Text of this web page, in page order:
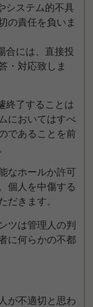
システム的不具
の責任を負いま
合には、直接投
・対応致しま
終了することは
においてはすべ
であることを前
なホールか許可
個人を中傷する
だきます。
ツは管理人の判
に何らかの不都
が不適切と思わ